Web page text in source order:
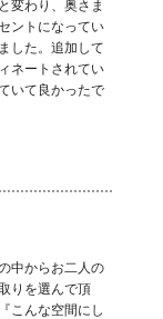
変わり、奥さま
ントになってい
した。追加して
ネートされてい
いて良かったで
中からお二人の
りを選んで頂
こんな空間にし